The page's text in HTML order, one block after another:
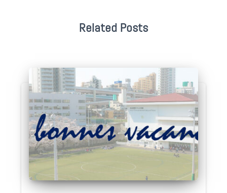
Related Posts